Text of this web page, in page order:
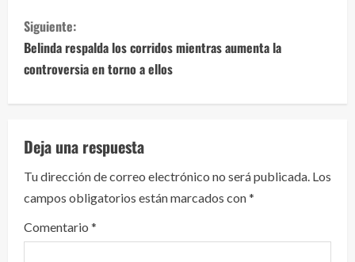
u
e
l
e
y
e
n
Siguiente:
Belinda respalda los corridos mientras aumenta la
controversia en torno a ellos
Deja una respuesta
Tu dirección de correo electrónico no será publicada. Los
campos obligatorios están marcados con*
Comentario *